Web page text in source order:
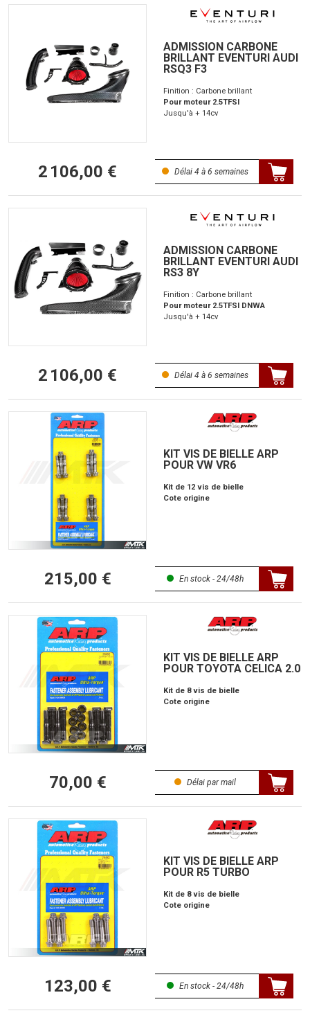
ADMISSION CARBONE
BRILLANT EVENTURI AUDI
RSQ3 F3
Finition : Carbone brillant
Pour moteur 2.5TFSI
Jusqu'à + 14cv
2 106,00 € Délai 4 à 6 semaines
ADMISSION CARBONE
BRILLANT EVENTURI AUDI
RS3 8Y
Finition : Carbone brillant
Pour moteur 2.5TFSI DNWA
Jusqu'à + 14cv
2 106,00 € Délai 4 à 6 semaines
KIT VIS DE BIELLE ARP
POUR VW VR6
Kit de 12 vis de bielle
Cote origine
215,00 € En stock - 24/48h
KIT VIS DE BIELLE ARP
POUR TOYOTA CELICA 2.0
Kit de 8 vis de bielle
Cote origine
70,00 € Délai par mail
KIT VIS DE BIELLE ARP
POUR R5 TURBO
Kit de 8 vis de bielle
Cote origine
123,00 € En stock - 24/48h